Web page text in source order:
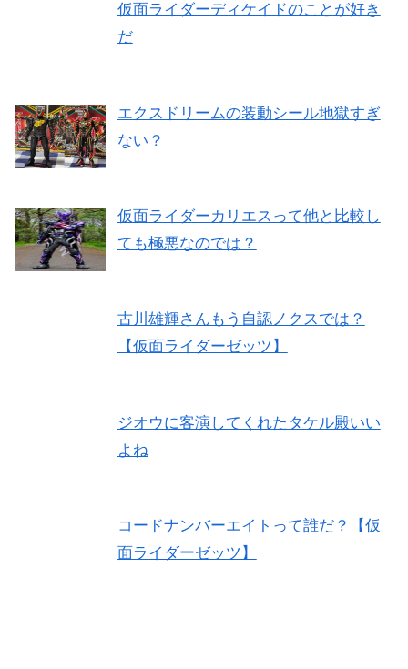
仮面ライダーディケイドのことが好き
だ
エクスドリームの装動シール地獄すぎ
ない？
仮面ライダーカリエスって他と比較し
ても極悪なのでは？
古川雄輝さんもう自認ノクスでは？
【仮面ライダーゼッツ】
ジオウに客演してくれたタケル殿いい
よね
コードナンバーエイトって誰だ？【仮
面ライダーゼッツ】